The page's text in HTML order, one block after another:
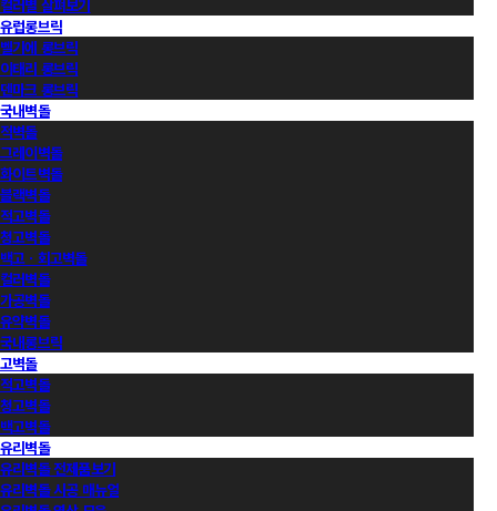
컬러별 살펴보기
유럽롱브릭
벨기에 롱브릭
이태리 롱브릭
덴마크 롱브릭
국내벽돌
적벽돌
그레이벽돌
화이트벽돌
블랙벽돌
적고벽돌
청고벽돌
백고ㆍ회고벽돌
컬러벽돌
가공벽돌
유약벽돌
국내롱브릭
고벽돌
적고벽돌
청고벽돌
백고벽돌
유리벽돌
유리벽돌 전제품보기
유리벽돌 시공 매뉴얼